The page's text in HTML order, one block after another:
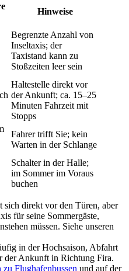
Hinweise
Begrenzte Anzahl von
Inseltaxis; der
Taxistand kann zu
Stoßzeiten leer sein
Haltestelle direkt vor
der Ankunft; ca. 15–25
Minuten Fahrzeit mit
Stopps
Fahrer trifft Sie; kein
Warten in der Schlange
Schalter in der Halle;
im Sommer im Voraus
buchen
sich direkt vor den Türen, aber
für seine Sommergäste,
müssen. Siehe unseren
in der Hochsaison, Abfahrt
der Ankunft in Richtung Fira.
zu Flughafenbussen und auf der